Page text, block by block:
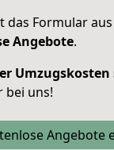
das Formular
Angebote.
bei uns!
Angebote